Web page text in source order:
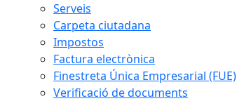
Serveis
Carpeta ciutadana
Impostos
Factura electrònica
Finestreta Única Empresarial (FUE)
Verificació de documents